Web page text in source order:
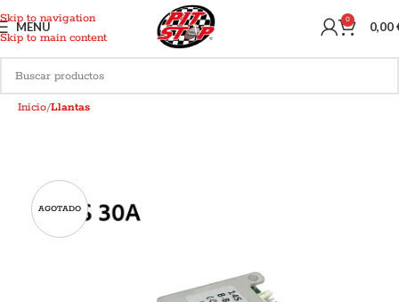
Skip to navigation
Skip to main content
MENU 0 0,00
Inicio Llantas
AGOTADO